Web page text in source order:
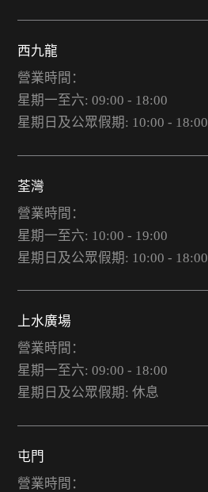
西九龍
營業時間：
星期一至六: 09:00 - 18:00
星期日及公眾假期: 10:00 - 18:00
荃灣
營業時間：
星期一至六: 10:00 - 19:00
星期日及公眾假期: 10:00 - 18:00
上水廣場
營業時間：
星期一至六: 09:00 - 18:00
星期日及公眾假期: 休息
屯門
營業時間：